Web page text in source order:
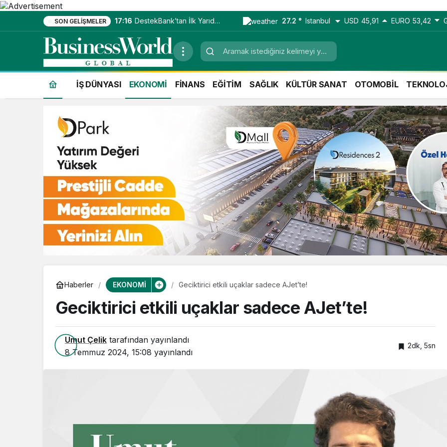
SON GELIŞMELER 17:16 DestekBank’tan İlk Yarıda
Güçlü Kâr Artışı
27.2 ° Istanbul USD 45,91 EURO 53,42
İŞ DÜNYASI EKONOMİ FİNANS EĞİTİM SAĞLIK KÜLTÜR SANAT OTOMOBİL
Haberler EKONOMİ Geciktirici etkili uçaklar sadece AJet’te!
Geciktirici etkili uçaklar sadece AJet’te!
Umut Çelik tarafından yayınlandı
8 Temmuz 2024, 15:08 yayınlandı
2dk, 5sn